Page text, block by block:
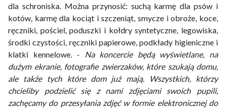
dla schroniska. Można przynosić: suchą karmę dla psów i
kotów, karmę dla kociąt i szczeniąt, smycze i obroże, koce,
ręczniki, pościel, poduszki i kołdry syntetyczne, legowiska,
środki czystości, ręczniki papierowe, podkłady higieniczne i
klatki kennelowe. - Na koncercie będą wyświetlane, na
dużym ekranie, fotografie zwierzaków, które szukają domu,
ale także tych które dom już mają. Wszystkich, którzy
chcieliby podzielić się z nami zdjęciami swoich pupili,
zachęcamy do przesyłania zdjęć w formie elektronicznej do